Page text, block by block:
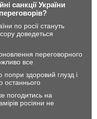
санкції України
по росії стануть
доведеться
переговорного
все
здоровий глузд і
останнього
погодитись на
росіяни не